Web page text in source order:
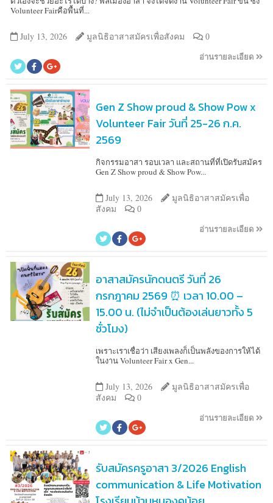
Volunteer Fairคือพื้นที่...
July 13, 2026 มูลนิธิอาสาสมัครเพื่อสังคม 0
อ่านรายละเอียด
Gen Z Show proud & Show Pow x
Volunteer Fair วันที่ 25-26 ก.ค.
2569
กิจกรรมอาสา รอบเวลา และสถานที่ที่เปิดรับสมัคร
Gen Z Show proud & Show Pow...
July 13, 2026
มูลนิธิอาสาสมัครเพื่อ
สังคม
0
อ่านรายละเอียด
อาสาสมัครนักดนตรี วันที่ 26
กรกฎาคม 2569 ⏰ เวลา 10.00 –
15.00 น. (ไม่จำเป็นต้องเล่นยาวทั้ง 5
ชั่วโมง)
เพราะเราเชื่อว่า เสียงเพลงก็เป็นพลังของการให้ได้
ในงาน Volunteer Fair x Gen...
July 13, 2026
มูลนิธิอาสาสมัครเพื่อ
สังคม
0
อ่านรายละเอียด
รับสมัครครูอาสา 3/2026 English
communication & Life Motivation